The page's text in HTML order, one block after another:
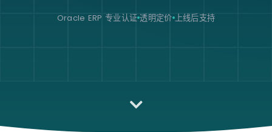
Oracle ERP 专业认证 透明定价 上线后支持